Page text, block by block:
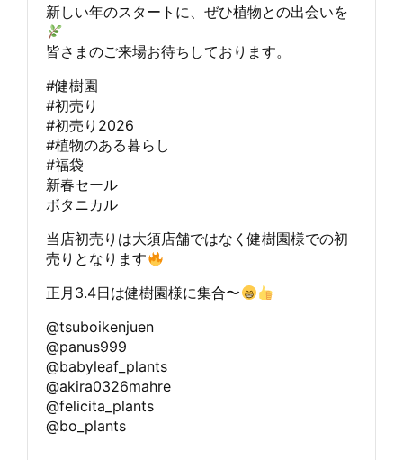
新しい年のスタートに、ぜひ植物との出会いを
皆さまのご来場お待ちしております。
#健樹園
#初売り
#初売り2026
#植物のある暮らし
#福袋
新春セール
ボタニカル
当店初売りは大須店舗ではなく健樹園様での初
売りとなります
正月3.4日は健樹園様に集合〜
@tsuboikenjuen
@panus999
@babyleaf_plants
@akira0326mahre
@felicita_plants
@bo_plants